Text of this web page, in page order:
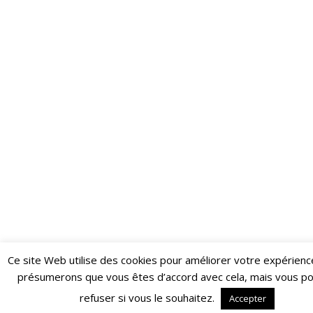
Restez informé·e des dernières actualités du Poing !
ABONNEZ-VOUS À LA NEWSLETTER
Ce site Web utilise des cookies pour améliorer votre
présumerons que vous êtes d’accord avec cela, mais vous
refuser si vous le souhaitez.
Accepter